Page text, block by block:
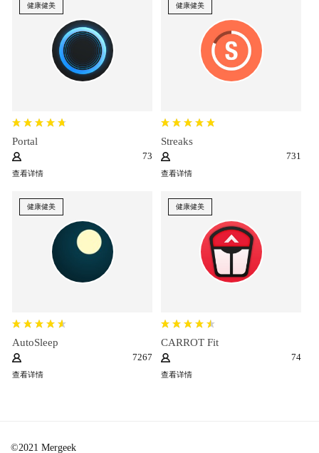
健康健美
Portal
73
查看详情
健康健美
Streaks
731
查看详情
健康健美
AutoSleep
7267
查看详情
健康健美
CARROT Fit
74
查看详情
©2021 Mergeek